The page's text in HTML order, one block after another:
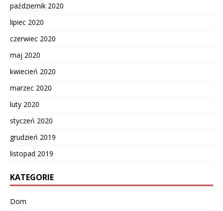
październik 2020
lipiec 2020
czerwiec 2020
maj 2020
kwiecień 2020
marzec 2020
luty 2020
styczeń 2020
grudzień 2019
listopad 2019
KATEGORIE
Dom